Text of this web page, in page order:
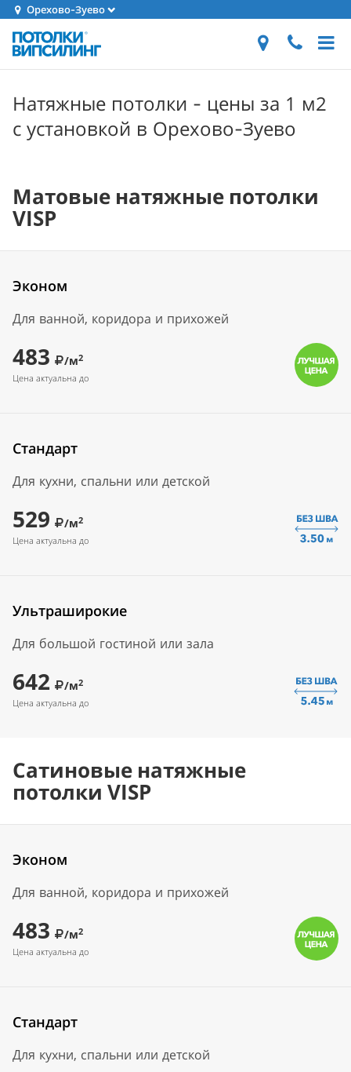
Орехово-Зуево
Натяжные потолки - цены за 1 м2
с установкой в Орехово-Зуево
Матовые натяжные потолки
VISP
Эконом
Для ванной, коридора и прихожей
483 /м2
Цена актуальна до
Стандарт
Для кухни, спальни или детской
529 /м2
Цена актуальна до
Ультраширокие
Для большой гостиной или зала
642 /м2
Цена актуальна до
Сатиновые натяжные
потолки VISP
Эконом
Для ванной, коридора и прихожей
483 /м2
Цена актуальна до
Стандарт
Для кухни, спальни или детской